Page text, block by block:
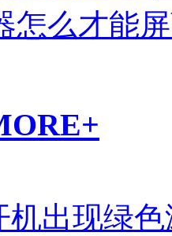
怎么才能
机出现绿